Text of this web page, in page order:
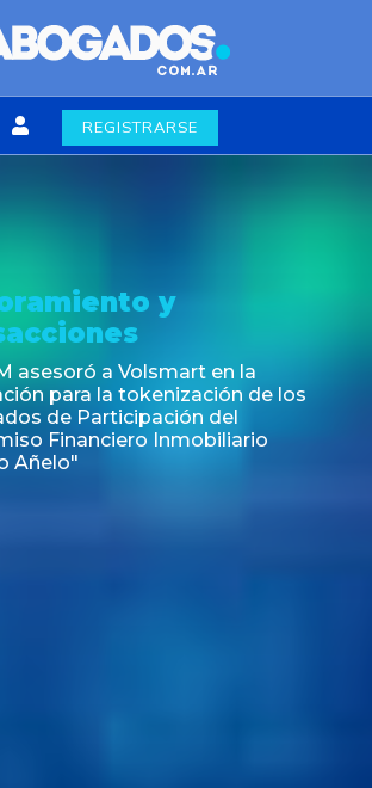
REGISTRARSE
y
asesoró a Volsmart en la
para la tokenización de los
de Participación del
Financiero Inmobiliario
Añelo"